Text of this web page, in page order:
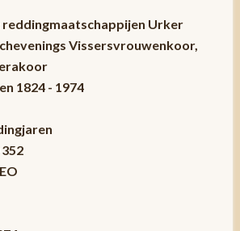
reddingmaatschappijen Urker
Vissersvrouwenkoor,
1824 - 1974